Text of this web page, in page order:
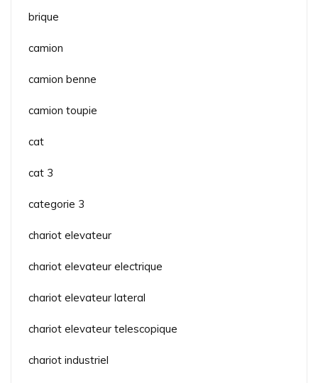
brique
camion
camion benne
camion toupie
cat
cat 3
categorie 3
chariot elevateur
chariot elevateur electrique
chariot elevateur lateral
chariot elevateur telescopique
chariot industriel